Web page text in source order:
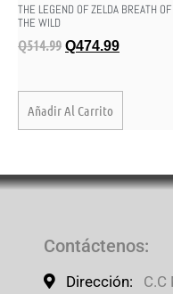
THE LEGEND OF ZELDA BREATH OF
THE WILD
Q514.99 Q474.99
Añadir Al Carrito
Contáctenos:
Dirección: